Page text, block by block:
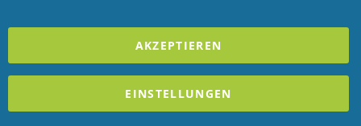
AKZEPTIEREN
EINSTELLUNGEN